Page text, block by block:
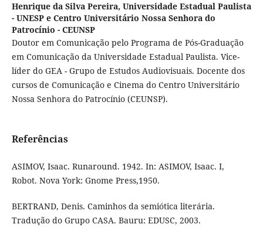
Henrique da Silva Pereira, Universidade Estadual Paulista
- UNESP e Centro Universitário Nossa Senhora do
Patrocínio - CEUNSP
Doutor em Comunicação pelo Programa de Pós-Graduação
em Comunicação da Universidade Estadual Paulista. Vice-
líder do GEA - Grupo de Estudos Audiovisuais. Docente dos
cursos de Comunicação e Cinema do Centro Universitário
Nossa Senhora do Patrocínio (CEUNSP).
Referências
ASIMOV, Isaac. Runaround. 1942. In: ASIMOV, Isaac. I,
Robot. Nova York: Gnome Press,1950.
BERTRAND, Denis. Caminhos da semiótica literária.
Tradução do Grupo CASA. Bauru: EDUSC, 2003.